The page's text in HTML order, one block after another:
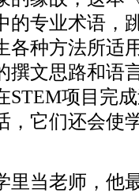
的专业术语，
各种方法所适
撰文思路和语
STEM项目完
，它们还会使
当老师，他